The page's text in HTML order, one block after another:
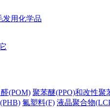
发用化学品
(POM) 聚苯醚(PPO)和改性聚
氟塑料(F) 液晶聚合物